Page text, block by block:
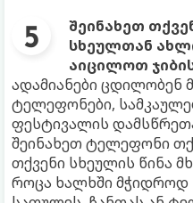
შეინახეთ
სხეულთან
აიცილოთ
ადამიანები ცდილობენ
ტელეფონები,
ფესტივალის
შეინახეთ ტელეფონი
თქვენი სხეულის წინა
როცა ხალხში